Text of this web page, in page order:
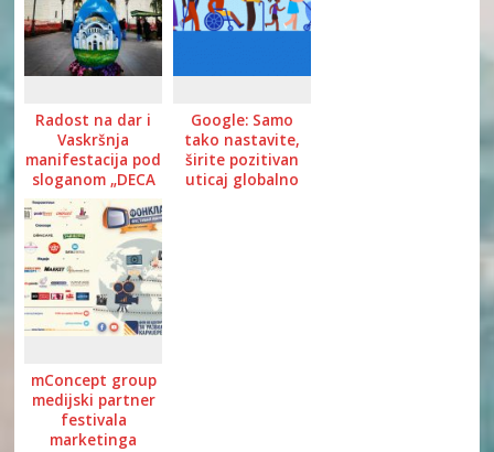
Radost na dar i
Vaskršnja
manifestacija pod
sloganom „DECA
DECI“
Google: Samo
tako nastavite,
širite pozitivan
uticaj globalno
mConcept group
medijski partner
festivala
marketinga